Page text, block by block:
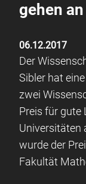
gehen
06.12.2017
Der
Sibler hat
zwei
Preis für gute
Universitäten
wurde der
Fakultät